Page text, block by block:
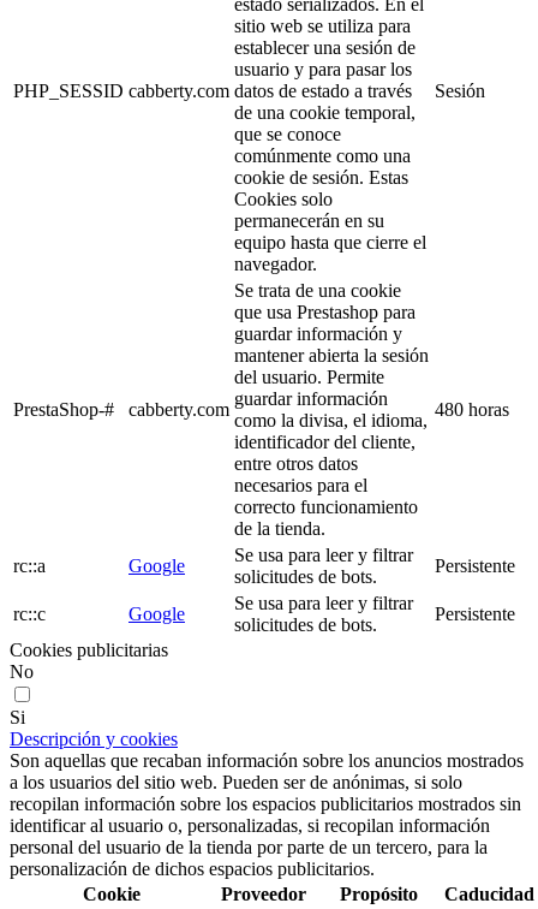
PHP_SESSID cabberty.com
estado serializados. En el
sitio web se utiliza para
establecer una sesión de
usuario y para pasar los
datos de estado a través
de una cookie temporal,
que se conoce
comúnmente como una
cookie de sesión. Estas
Cookies solo
permanecerán en su
equipo hasta que cierre el
navegador.
Sesión
PrestaShop-# cabberty.com
Se trata de una cookie
que usa Prestashop para
guardar información y
mantener abierta la sesión
del usuario. Permite
guardar información
como la divisa, el idioma,
identificador del cliente,
entre otros datos
necesarios para el
correcto funcionamiento
de la tienda.
480 horas
rc::a Google
Se usa para leer y filtrar
solicitudes de bots.
Persistente
rc::c Google
Se usa para leer y filtrar
solicitudes de bots.
Persistente
Cookies publicitarias
No
Si
Descripción y cookies
Son aquellas que recaban información sobre los anuncios mostrados
a los usuarios del sitio web. Pueden ser de anónimas, si solo
recopilan información sobre los espacios publicitarios mostrados sin
identificar al usuario o, personalizadas, si recopilan información
personal del usuario de la tienda por parte de un tercero, para la
personalización de dichos espacios publicitarios.
Cookie
Proveedor Propósito Caducidad